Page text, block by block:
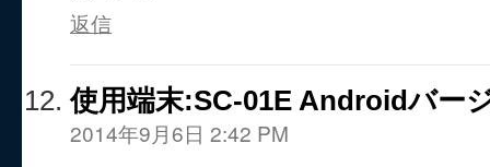
返信
使用端末:SC-01E Androidバー
2014年9月6日 2:42 PM